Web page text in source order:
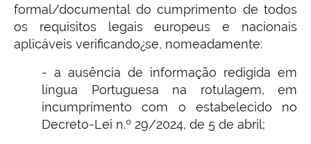
formal/documental do cumprimento de todos
os requisitos legais europeus e nacionais
aplicáveis verificando¿se, nomeadamente:
- a ausência de informação redigida em
língua Portuguesa na rotulagem, em
incumprimento com o estabelecido no
Decreto-Lei n.º 29/2024, de 5 de abril;